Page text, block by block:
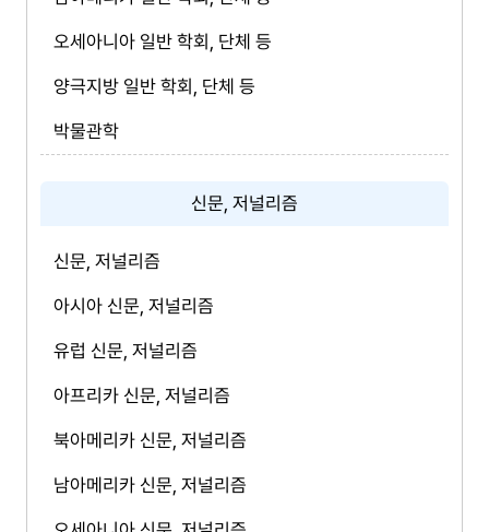
오세아니아 일반 학회, 단체 등
양극지방 일반 학회, 단체 등
박물관학
신문, 저널리즘
신문, 저널리즘
아시아 신문, 저널리즘
유럽 신문, 저널리즘
아프리카 신문, 저널리즘
북아메리카 신문, 저널리즘
남아메리카 신문, 저널리즘